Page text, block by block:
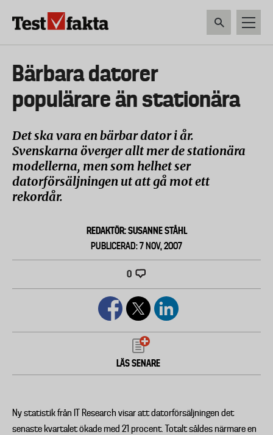
Huvudmeny
ny
Bärbara datorer
populärare än stationära
Det ska vara en bärbar dator i år.
Svenskarna överger allt mer de stationära
modellerna, men som helhet ser
datorförsäljningen ut att gå mot ett
rekordår.
REDAKTÖR: SUSANNE STÅHL
PUBLICERAD: 7 NOV, 2007
0
LÄS SENARE
Ny statistik från IT Research visar att datorförsäljningen det
senaste kvartalet ökade med 21 procent. Totalt såldes närmare en